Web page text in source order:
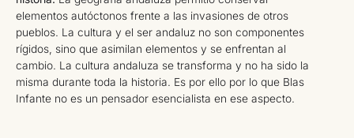
elementos autóctonos frente a las invasiones de otros
pueblos. La cultura y el ser andaluz no son componentes
rígidos, sino que asimilan elementos y se enfrentan al
cambio. La cultura andaluza se transforma y no ha sido la
misma durante toda la historia. Es por ello por lo que Blas
Infante no es un pensador esencialista en ese aspecto.